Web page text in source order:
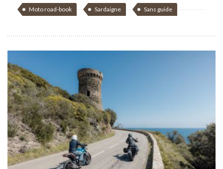
Moto road-book Sardaigne Sans guide